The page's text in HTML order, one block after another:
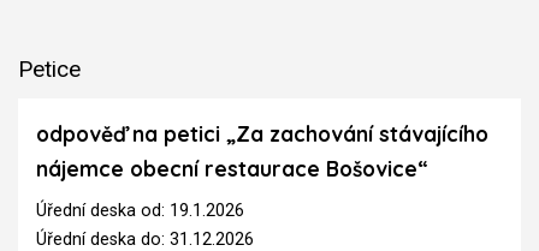
Petice
odpověď na petici „Za zachování stávajícího
nájemce obecní restaurace Bošovice“
Úřední deska od: 19.1.2026
Úřední deska do: 31.12.2026